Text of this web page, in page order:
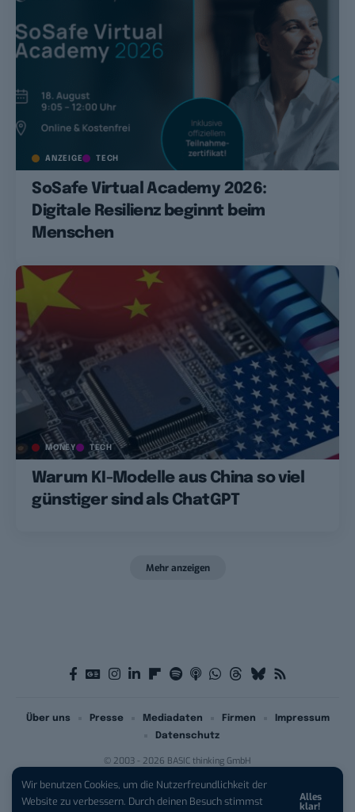
Wir benutzen Cookies, um die Nutzerfreundlichkeit der
Website zu verbessern. Durch deinen Besuch stimmst
Alles
klar!
ANZEIGE TECH
SoSafe Virtual Academy 2026:
Digitale Resilienz beginnt beim
Menschen
MONEY TECH
Warum KI-Modelle aus China so viel
günstiger sind als ChatGPT
Mehr anzeigen
© 2003 - 2026 BASIC thinking GmbH
Über uns Presse Mediadaten Firmen
Impressum
Datenschutz
iPhone 17 Pro sichern:Für 1 € +